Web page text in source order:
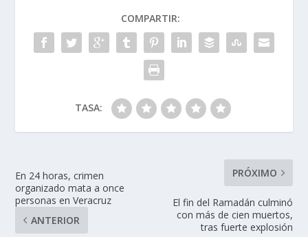
COMPARTIR:
TASA:
En 24 horas, crimen
organizado mata a once
personas en Veracruz
ANTERIOR
PRÓXIMO
El fin del Ramadán culminó
con más de cien muertos,
tras fuerte explosión